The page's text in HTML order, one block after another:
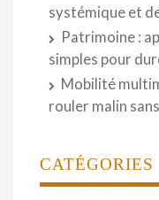
systémique et
Patrimoine :
simples pour
Mobilité
rouler malin
CATÉGORIES